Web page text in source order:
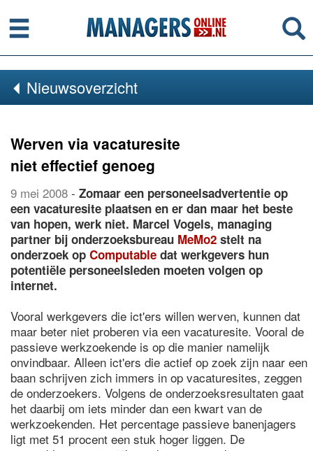
Menu
Nieuwsoverzicht
Werven via vacaturesite
niet effectief genoeg
9 mei 2008 - Zomaar een personeelsadvertentie op
een vacaturesite plaatsen en er dan maar het beste
van hopen, werk niet. Marcel Vogels, managing
partner bij onderzoeksbureau MeMo2 stelt na
onderzoek op Computable dat werkgevers hun
potentiële personeelsleden moeten volgen op
internet.
Vooral werkgevers die ict'ers willen werven, kunnen dat
maar beter niet proberen via een vacaturesite. Vooral de
passieve werkzoekende is op die manier namelijk
onvindbaar. Alleen ict'ers die actief op zoek zijn naar een
baan schrijven zich immers in op vacaturesites, zeggen
de onderzoekers. Volgens de onderzoeksresultaten gaat
het daarbij om iets minder dan een kwart van de
werkzoekenden. Het percentage passieve banenjagers
ligt met 51 procent een stuk hoger liggen. De